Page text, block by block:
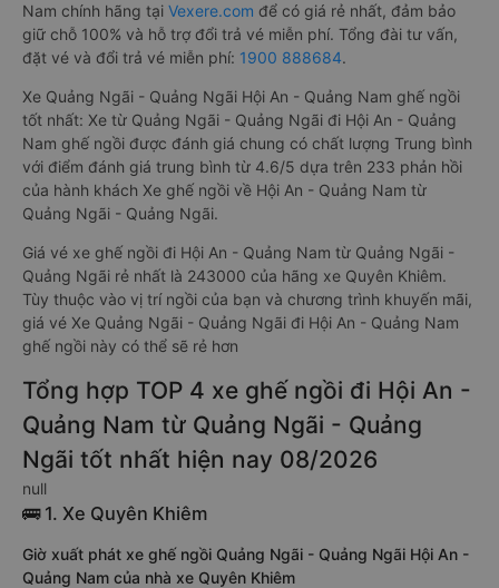
Nam chính hãng tại Vexere.com để có giá rẻ nhất, đảm bảo
giữ chỗ 100% và hỗ trợ đổi trả vé miễn phí. Tổng đài tư vấn,
đặt vé và đổi trả vé miễn phí: 1900 888684.
Xe Quảng Ngãi - Quảng Ngãi Hội An - Quảng Nam ghế ngồi
tốt nhất: Xe từ Quảng Ngãi - Quảng Ngãi đi Hội An - Quảng
Nam ghế ngồi được đánh giá chung có chất lượng Trung bình
với điểm đánh giá trung bình từ 4.6/5 dựa trên 233 phản hồi
của hành khách Xe ghế ngồi về Hội An - Quảng Nam từ
Quảng Ngãi - Quảng Ngãi.
Giá vé xe ghế ngồi đi Hội An - Quảng Nam từ Quảng Ngãi -
Quảng Ngãi rẻ nhất là 243000 của hãng xe Quyên Khiêm.
Tùy thuộc vào vị trí ngồi của bạn và chương trình khuyến mãi,
giá vé Xe Quảng Ngãi - Quảng Ngãi đi Hội An - Quảng Nam
ghế ngồi này có thể sẽ rẻ hơn
Tổng hợp TOP 4 xe ghế ngồi đi Hội An -
Quảng Nam từ Quảng Ngãi - Quảng
Ngãi tốt nhất hiện nay 08/2026
null
🚌 1. Xe Quyên Khiêm
Giờ xuất phát xe ghế ngồi Quảng Ngãi - Quảng Ngãi Hội An -
Quảng Nam của nhà xe Quyên Khiêm